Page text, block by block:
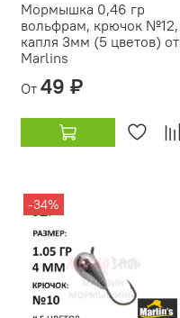
Мормышка 0,46 гр
вольфрам, крючок №12,
капля 3мм (5 цветов) от
Marlins
От 49 ₽
-34%